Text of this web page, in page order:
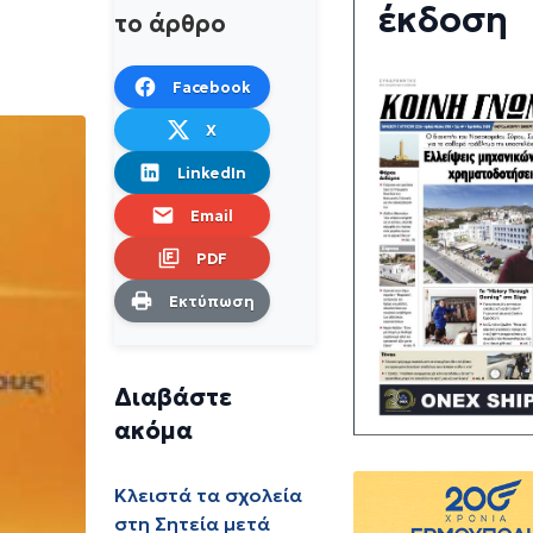
το άρθρο
Facebook
X
LinkedIn
Email
PDF
Εκτύπωση
Διαβάστε
ακόμα
Κλειστά τα σχολεία
στη Σητεία μετά
έκδοση